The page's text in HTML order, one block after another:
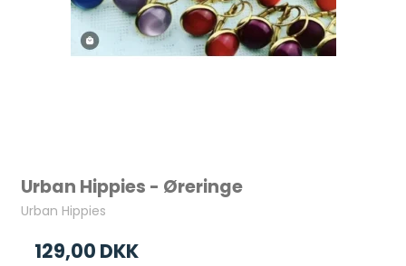
Urban Hippies - Øreringe
Urban Hippies
129,00 DKK